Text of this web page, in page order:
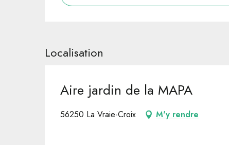
Localisation
Aire jardin de la MAPA
56250 La Vraie-Croix M'y rendre